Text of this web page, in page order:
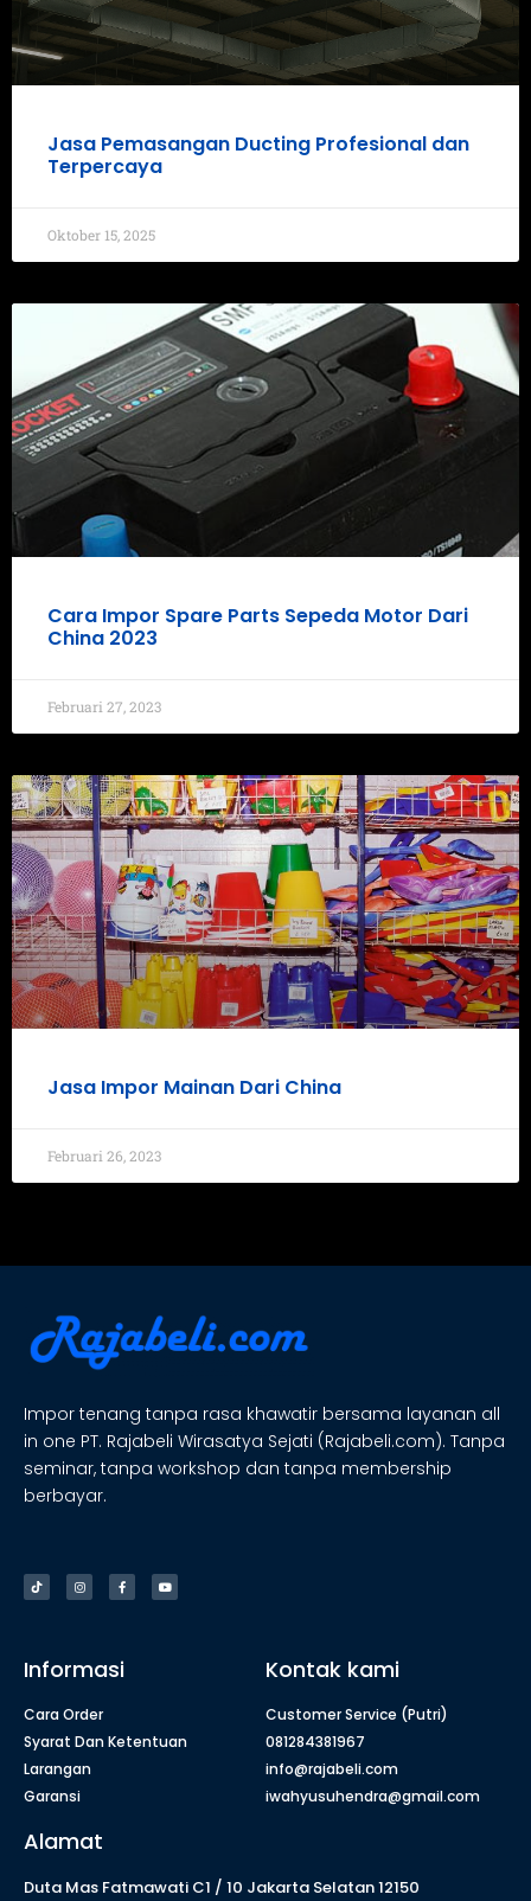
Jasa Pemasangan Ducting Profesional dan
Terpercaya
Oktober 15, 2025
Cara Impor Spare Parts Sepeda Motor Dari
China 2023
Februari 27, 2023
Jasa Impor Mainan Dari China
Februari 26, 2023
Impor tenang tanpa rasa khawatir bersama layanan all
in one PT. Rajabeli Wirasatya Sejati (Rajabeli.com). Tanpa
seminar, tanpa workshop dan tanpa membership
berbayar.
Informasi
Cara Order
Syarat Dan Ketentuan
Larangan
Garansi
Kontak kami
Customer Service (Putri)
081284381967
info@rajabeli.com
iwahyusuhendra@gmail.com
Alamat
Duta Mas Fatmawati C1 / 10 Jakarta Selatan 12150